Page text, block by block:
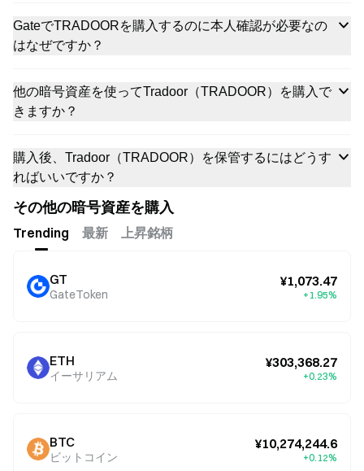
GateでTRADOORを購入するのに本人確認が必要なの
はなぜですか？
他の暗号資産を使ってTradoor（TRADOOR）を購入で
きますか？
購入後、Tradoor（TRADOOR）を保管するにはどうす
ればいいですか？
その他の暗号資産を購入
Trending 最新 上昇銘柄
GT
GateToken
¥1,073.47
+1.95%
ETH
イーサリアム
¥303,368.27
+0.23%
BTC
ビットコイン
¥10,274,244.6
+0.12%